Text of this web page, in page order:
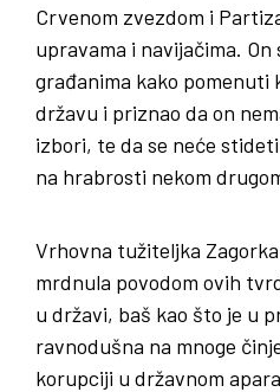
Crvenom zvezdom i
upravama i navijačima.
građanima kako pomenuti
državu i priznao da on
izbori, te da se neće
na hrabrosti nekom
Vrhovna tužiteljka
mrdnula povodom ovih
u državi, baš kao što je u
ravnodušna na mnoge
korupciji u državnom